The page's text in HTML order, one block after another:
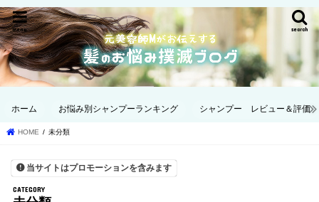
search
menu
ホーム お悩み別シャンプーランキング シャンプー レビュー＆評価
HOME 未分類
当サイトはプロモーションを含みます